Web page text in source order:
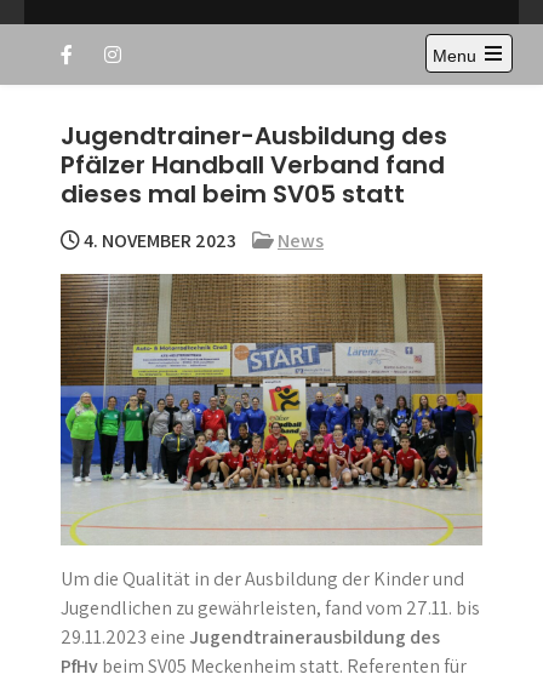
TSV Iggelheim – die Handballer
Menu
Open
Jugendtrainer-Ausbildung des
Pfälzer Handball Verband fand
dieses mal beim SV05 statt
4. NOVEMBER 2023 News
Um die Qualität in der Ausbildung der Kinder und
Jugendlichen zu gewährleisten, fand vom 27.11. bis
29.11.2023 eineJugendtrainerausbildung des
PfHvbeim SV05 Meckenheim statt. Referenten für